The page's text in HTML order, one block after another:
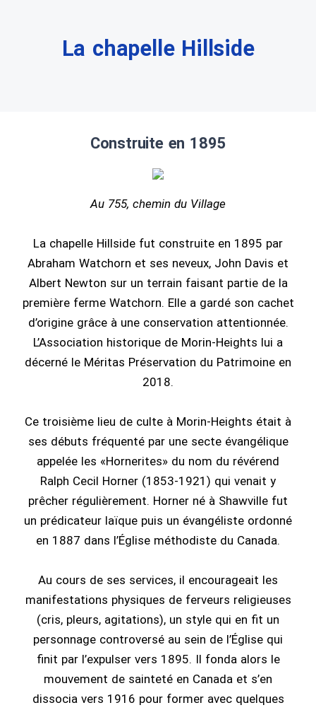
La chapelle Hillside
Construite en 1895
Au 755, chemin du Village
La chapelle Hillside fut construite en 1895 par
Abraham Watchorn et ses neveux, John Davis et
Albert Newton sur un terrain faisant partie de la
première ferme Watchorn. Elle a gardé son cachet
d’origine grâce à une conservation attentionnée.
L’Association historique de Morin-Heights lui a
décerné le Méritas Préservation du Patrimoine en
2018.
Ce troisième lieu de culte à Morin-Heights était à
ses débuts fréquenté par une secte évangélique
appelée les «Hornerites» du nom du révérend
Ralph Cecil Horner (1853-1921) qui venait y
prêcher régulièrement. Horner né à Shawville fut
un prédicateur laïque puis un évangéliste ordonné
en 1887 dans l’Église méthodiste du Canada.
Au cours de ses services, il encourageait les
manifestations physiques de ferveurs religieuses
(cris, pleurs, agitations), un style qui en fit un
personnage controversé au sein de l’Église qui
finit par l’expulser vers 1895. Il fonda alors le
mouvement de sainteté en Canada et s’en
dissocia vers 1916 pour former avec quelques